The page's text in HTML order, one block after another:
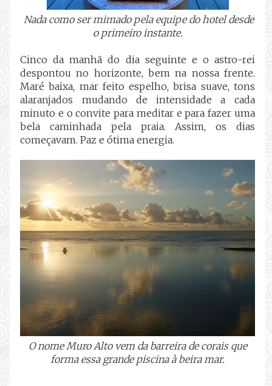
Nada como ser mimado pela equipe do hotel desde
o primeiro instante.
Cinco da manhã do dia seguinte e o astro-rei
despontou no horizonte, bem na nossa frente.
Maré baixa, mar feito espelho, brisa suave, tons
alaranjados mudando de intensidade a cada
minuto e o convite para meditar e para fazer uma
bela caminhada pela praia. Assim, os dias
começavam.Paz e ótima energia.
O nome Muro Alto vem da barreira de corais que
forma essa grande piscina à beira mar.